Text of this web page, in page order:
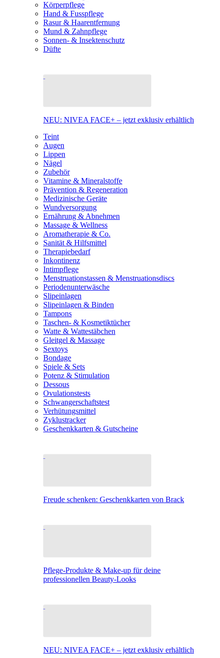
Körperpflege
Hand & Fusspflege
Rasur & Haarentfernung
Mund & Zahnpflege
Sonnen- & Insektenschutz
Düfte
NEU: NIVEA FACE+ – jetzt exklusiv erhältlich
Teint
Augen
Lippen
Nägel
Zubehör
Vitamine & Mineralstoffe
Prävention & Regeneration
Medizinische Geräte
Wundversorgung
Ernährung & Abnehmen
Massage & Wellness
Aromatherapie & Co.
Sanität & Hilfsmittel
Therapiebedarf
Inkontinenz
Intimpflege
Menstruationstassen & Menstruationsdiscs
Periodenunterwäsche
Slipeinlagen
Slipeinlagen & Binden
Tampons
Taschen- & Kosmetiktücher
Watte & Wattestäbchen
Gleitgel & Massage
Sextoys
Bondage
Spiele & Sets
Potenz & Stimulation
Dessous
Ovulationstests
Schwangerschaftstest
Verhütungsmittel
Zyklustracker
Geschenkkarten & Gutscheine
Freude schenken: Geschenkkarten von Brack
Pflege-Produkte & Make-up für deine
professionellen Beauty-Looks
NEU: NIVEA FACE+ – jetzt exklusiv erhältlich